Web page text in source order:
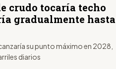
crudo tocaría techo
gradualmente hasta
su punto máximo en 2028,
diarios